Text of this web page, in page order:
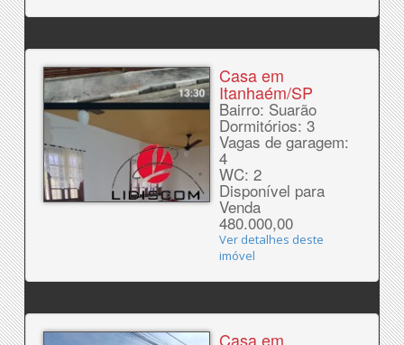
Casa em
Itanhaém/SP
Bairro: Suarão
Dormitórios: 3
Vagas de garagem:
4
WC: 2
Disponível para
Venda
480.000,00
Ver detalhes deste
imóvel
Casa em